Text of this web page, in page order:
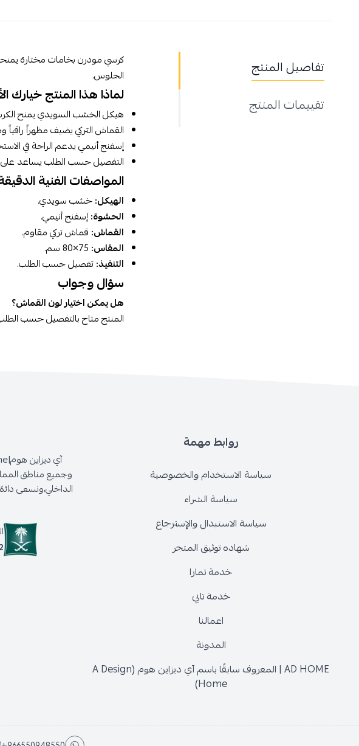
تفاصيل المنتج
تقييمات المنتج
كرسي مودرن بخامات مختارة
الجلوس.
لماذا هذا المنتج خيارك
هيكل الخشب السويدي يمنح
القماش التركي يضيف مظهراً راقياً
إسفنج أنيمي يدعم الراحة في
التفصيل حسب الطلب يساعد على
المواصفات الفنية
الهيكل:خشب سويدي.
الحشوة:إسفنج أنيمي.
القماش: قماش تركي مقاوم.
المقاس:
التنفيذ:تفصيل حسب الطلب.
سؤال وجواب
هل يمكن اختيار لون القماش؟
المنتج متاح بالتفصيل حسب
روابط مهمة
سياسة الاستخدام والخصوصية
سياسة الشراء
سياسة الاستبدال والإسترجاع
شهاده توثيق المتجر
خدمة تمارا
خدمة تابي
اعمالنا
المدونة
AD HOME | المعروف سابقًا باسم آي ديزاين هوم (A Design
Home)
وجميع مناطق
الداخلي،ونسعى